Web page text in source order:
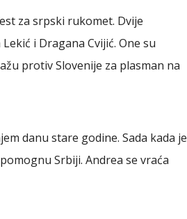
za srpski rukomet. Dvije
i Dragana Cvijić. One su
protiv Slovenije za plasman na
danu stare godine. Sada kada je
Srbiji. Andrea se vraća